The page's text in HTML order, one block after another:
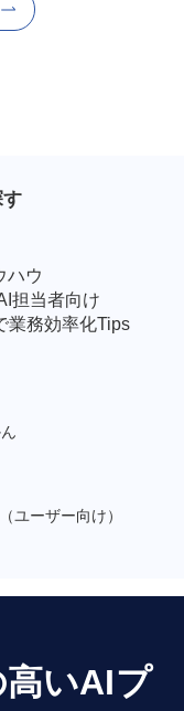
ハウ
担当者向け
業務効率化Tips
ユーザー向け）
高いAIプ